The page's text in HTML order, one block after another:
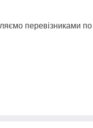
перевізниками по